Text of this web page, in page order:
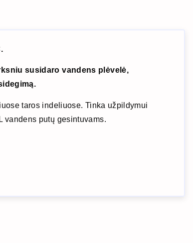
susidaro vandens plėvelė,
taros indeliuose. Tinka užpildymui
vandens putų gesintuvams.